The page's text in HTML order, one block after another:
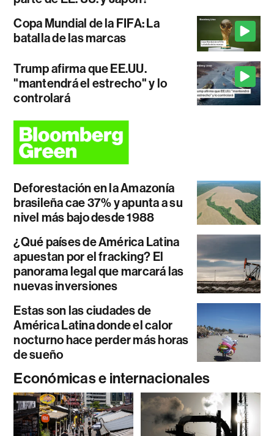
Copa Mundial de la FIFA: La
batalla de las marcas
Trump afirma que EE.UU.
"mantendrá el estrecho" y lo
controlará
Deforestación en la Amazonía
brasileña cae 37% y apunta a su
nivel más bajo desde 1988
¿Qué países de América Latina
apuestan por el fracking? El
panorama legal que marcará las
nuevas inversiones
Estas son las ciudades de
América Latina donde el calor
nocturno hace perder más horas
de sueño
Económicas e internacionales